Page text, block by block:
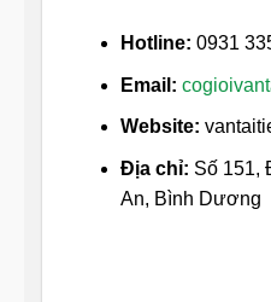
Hotline: 0931
Email:
Website:
Địa chỉ: Số 151,
An, Bình Dương